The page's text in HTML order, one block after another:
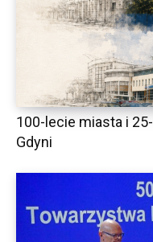
100-lecie miasta i
Gdyni